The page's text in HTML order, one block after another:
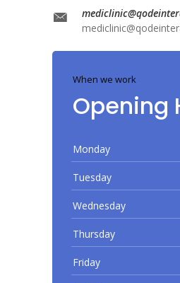
When we work
Opening
Monday
Tuesday
Wednesday
Thursday
Friday